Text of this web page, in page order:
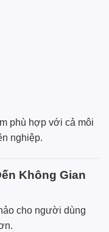
phù hợp với cả môi
nghiệp.
Không Gian
cho người dùng